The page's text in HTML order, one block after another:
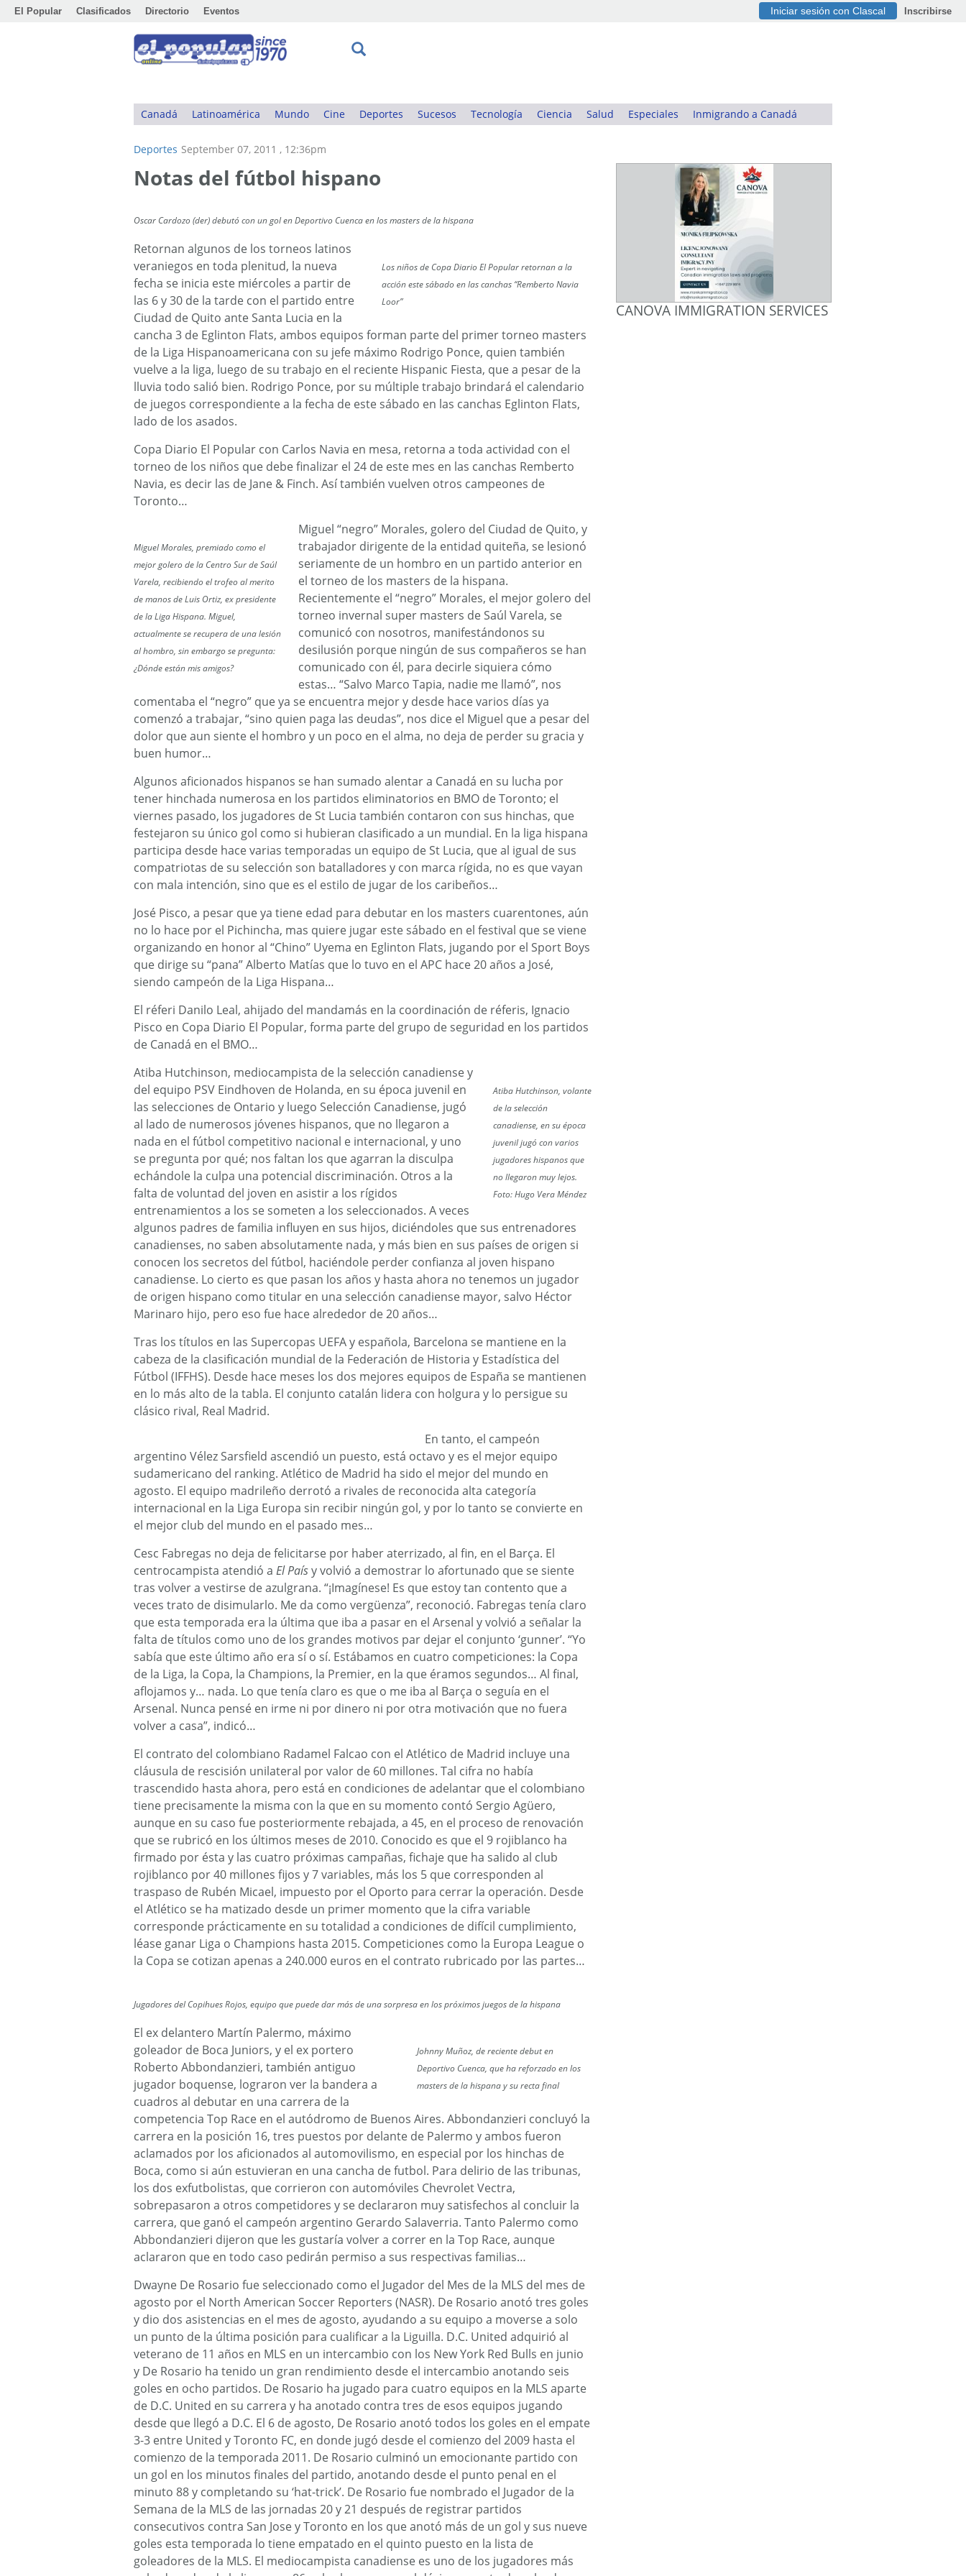
El Popular Clasificados Directorio Eventos Iniciar sesión con Clascal Inscribirse
Canadá Latinoamérica Mundo Cine Deportes Sucesos Tecnología Ciencia Salud Especiales Inmigrando a Canadá
Deportes September 07, 2011 , 12:36pm
Notas del fútbol hispano
Oscar Cardozo (der) debutó con un gol en Deportivo Cuenca en los masters de la hispana
Los niños de Copa Diario El Popular retornan a la
acción este sábado en las canchas “Remberto Navia
Loor”
Retornan algunos de los torneos latinos
veraniegos en toda plenitud, la nueva
fecha se inicia este miércoles a partir de
las 6 y 30 de la tarde con el partido entre
Ciudad de Quito ante Santa Lucia en la
cancha 3 de Eglinton Flats, ambos equipos forman parte del primer torneo masters
de la Liga Hispanoamericana con su jefe máximo Rodrigo Ponce, quien también
vuelve a la liga, luego de su trabajo en el reciente Hispanic Fiesta, que a pesar de la
lluvia todo salió bien. Rodrigo Ponce, por su múltiple trabajo brindará el calendario
de juegos correspondiente a la fecha de este sábado en las canchas Eglinton Flats,
lado de los asados.
Copa Diario El Popular con Carlos Navia en mesa, retorna a toda actividad con el
torneo de los niños que debe finalizar el 24 de este mes en las canchas Remberto
Navia, es decir las de Jane & Finch. Así también vuelven otros campeones de
Toronto…
Miguel Morales, premiado como el
mejor golero de la Centro Sur de Saúl
Varela, recibiendo el trofeo al merito
de manos de Luis Ortiz, ex presidente
de la Liga Hispana. Miguel,
actualmente se recupera de una lesión
al hombro, sin embargo se pregunta:
¿Dónde están mis amigos?
Miguel “negro” Morales, golero del Ciudad de Quito, y
trabajador dirigente de la entidad quiteña, se lesionó
seriamente de un hombro en un partido anterior en
el torneo de los masters de la hispana.
Recientemente el “negro” Morales, el mejor golero del
torneo invernal super masters de Saúl Varela, se
comunicó con nosotros, manifestándonos su
desilusión porque ningún de sus compañeros se han
comunicado con él, para decirle siquiera cómo
estas… “Salvo Marco Tapia, nadie me llamó”, nos
comentaba el “negro” que ya se encuentra mejor y desde hace varios días ya
comenzó a trabajar, “sino quien paga las deudas”, nos dice el Miguel que a pesar del
dolor que aun siente el hombro y un poco en el alma, no deja de perder su gracia y
buen humor…
Algunos aficionados hispanos se han sumado alentar a Canadá en su lucha por
tener hinchada numerosa en los partidos eliminatorios en BMO de Toronto; el
viernes pasado, los jugadores de St Lucia también contaron con sus hinchas, que
festejaron su único gol como si hubieran clasificado a un mundial. En la liga hispana
participa desde hace varias temporadas un equipo de St Lucia, que al igual de sus
compatriotas de su selección son batalladores y con marca rígida, no es que vayan
con mala intención, sino que es el estilo de jugar de los caribeños…
José Pisco, a pesar que ya tiene edad para debutar en los masters cuarentones, aún
no lo hace por el Pichincha, mas quiere jugar este sábado en el festival que se viene
organizando en honor al “Chino” Uyema en Eglinton Flats, jugando por el Sport Boys
que dirige su “pana” Alberto Matías que lo tuvo en el APC hace 20 años a José,
siendo campeón de la Liga Hispana…
El réferi Danilo Leal, ahijado del mandamás en la coordinación de réferis, Ignacio
Pisco en Copa Diario El Popular, forma parte del grupo de seguridad en los partidos
de Canadá en el BMO…
Atiba Hutchinson, volante
de la selección
canadiense, en su época
juvenil jugó con varios
jugadores hispanos que
no llegaron muy lejos.
Foto: Hugo Vera Méndez
Atiba Hutchinson, mediocampista de la selección canadiense y
del equipo PSV Eindhoven de Holanda, en su época juvenil en
las selecciones de Ontario y luego Selección Canadiense, jugó
al lado de numerosos jóvenes hispanos, que no llegaron a
nada en el fútbol competitivo nacional e internacional, y uno
se pregunta por qué; nos faltan los que agarran la disculpa
echándole la culpa una potencial discriminación. Otros a la
falta de voluntad del joven en asistir a los rígidos
entrenamientos a los se someten a los seleccionados. A veces
algunos padres de familia influyen en sus hijos, diciéndoles que sus entrenadores
canadienses, no saben absolutamente nada, y más bien en sus países de origen si
conocen los secretos del fútbol, haciéndole perder confianza al joven hispano
canadiense. Lo cierto es que pasan los años y hasta ahora no tenemos un jugador
de origen hispano como titular en una selección canadiense mayor, salvo Héctor
Marinaro hijo, pero eso fue hace alrededor de 20 años…
Tras los títulos en las Supercopas UEFA y española, Barcelona se mantiene en la
cabeza de la clasificación mundial de la Federación de Historia y Estadística del
Fútbol (IFFHS). Desde hace meses los dos mejores equipos de España se mantienen
en lo más alto de la tabla. El conjunto catalán lidera con holgura y lo persigue su
clásico rival, Real Madrid.
En tanto, el campeón
argentino Vélez Sarsfield ascendió un puesto, está octavo y es el mejor equipo
sudamericano del ranking. Atlético de Madrid ha sido el mejor del mundo en
agosto. El equipo madrileño derrotó a rivales de reconocida alta categoría
internacional en la Liga Europa sin recibir ningún gol, y por lo tanto se convierte en
el mejor club del mundo en el pasado mes…
Cesc Fabregas no deja de felicitarse por haber aterrizado, al fin, en el Barça. El
centrocampista atendió a El Paísy volvió a demostrar lo afortunado que se siente
tras volver a vestirse de azulgrana. “¡Imagínese! Es que estoy tan contento que a
veces trato de disimularlo. Me da como vergüenza”, reconoció. Fabregas tenía claro
que esta temporada era la última que iba a pasar en el Arsenal y volvió a señalar la
falta de títulos como uno de los grandes motivos par dejar el conjunto ‘gunner’. “Yo
sabía que este último año era sí o sí. Estábamos en cuatro competiciones: la Copa
de la Liga, la Copa, la Champions, la Premier, en la que éramos segundos… Al final,
aflojamos y… nada. Lo que tenía claro es que o me iba al Barça o seguía en el
Arsenal. Nunca pensé en irme ni por dinero ni por otra motivación que no fuera
volver a casa”, indicó…
El contrato del colombiano Radamel Falcao con el Atlético de Madrid incluye una
cláusula de rescisión unilateral por valor de 60 millones. Tal cifra no había
trascendido hasta ahora, pero está en condiciones de adelantar que el colombiano
tiene precisamente la misma con la que en su momento contó Sergio Agüero,
aunque en su caso fue posteriormente rebajada, a 45, en el proceso de renovación
que se rubricó en los últimos meses de 2010. Conocido es que el 9 rojiblanco ha
firmado por ésta y las cuatro próximas campañas, fichaje que ha salido al club
rojiblanco por 40 millones fijos y 7 variables, más los 5 que corresponden al
traspaso de Rubén Micael, impuesto por el Oporto para cerrar la operación. Desde
el Atlético se ha matizado desde un primer momento que la cifra variable
corresponde prácticamente en su totalidad a condiciones de difícil cumplimiento,
léase ganar Liga o Champions hasta 2015. Competiciones como la Europa League o
la Copa se cotizan apenas a 240.000 euros en el contrato rubricado por las partes…
Jugadores del Copihues Rojos, equipo que puede dar más de una sorpresa en los próximos juegos de la hispana
Johnny Muñoz, de reciente debut en
Deportivo Cuenca, que ha reforzado en los
masters de la hispana y su recta final
El ex delantero Martín Palermo, máximo
goleador de Boca Juniors, y el ex portero
Roberto Abbondanzieri, también antiguo
jugador boquense, lograron ver la bandera a
cuadros al debutar en una carrera de la
competencia Top Race en el autódromo de Buenos Aires. Abbondanzieri concluyó la
carrera en la posición 16, tres puestos por delante de Palermo y ambos fueron
aclamados por los aficionados al automovilismo, en especial por los hinchas de
Boca, como si aún estuvieran en una cancha de futbol. Para delirio de las tribunas,
los dos exfutbolistas, que corrieron con automóviles Chevrolet Vectra,
sobrepasaron a otros competidores y se declararon muy satisfechos al concluir la
carrera, que ganó el campeón argentino Gerardo Salaverria. Tanto Palermo como
Abbondanzieri dijeron que les gustaría volver a correr en la Top Race, aunque
aclararon que en todo caso pedirán permiso a sus respectivas familias…
Dwayne De Rosario fue seleccionado como el Jugador del Mes de la MLS del mes de
agosto por el North American Soccer Reporters (NASR). De Rosario anotó tres goles
y dio dos asistencias en el mes de agosto, ayudando a su equipo a moverse a solo
un punto de la última posición para cualificar a la Liguilla. D.C. United adquirió al
veterano de 11 años en MLS en un intercambio con los New York Red Bulls en junio
y De Rosario ha tenido un gran rendimiento desde el intercambio anotando seis
goles en ocho partidos. De Rosario ha jugado para cuatro equipos en la MLS aparte
de D.C. United en su carrera y ha anotado contra tres de esos equipos jugando
desde que llegó a D.C. El 6 de agosto, De Rosario anotó todos los goles en el empate
3-3 entre United y Toronto FC, en donde jugó desde el comienzo del 2009 hasta el
comienzo de la temporada 2011. De Rosario culminó un emocionante partido con
un gol en los minutos finales del partido, anotando desde el punto penal en el
minuto 88 y completando su ‘hat-trick’. De Rosario fue nombrado el Jugador de la
Semana de la MLS de las jornadas 20 y 21 después de registrar partidos
consecutivos contra San Jose y Toronto en los que anotó más de un gol y sus nueve
goles esta temporada lo tiene empatado en el quinto puesto en la lista de
goleadores de la MLS. El mediocampista canadiense es uno de los jugadores más
CANOVA IMMIGRATION SERVICES